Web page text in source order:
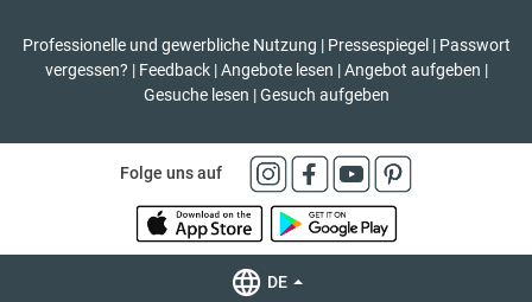
Professionelle und gewerbliche Nutzung | Pressespiegel | Passwort
vergessen? | Feedback | Angebote lesen | Angebot aufgeben |
Gesuche lesen | Gesuch aufgeben
Folge uns auf
DE